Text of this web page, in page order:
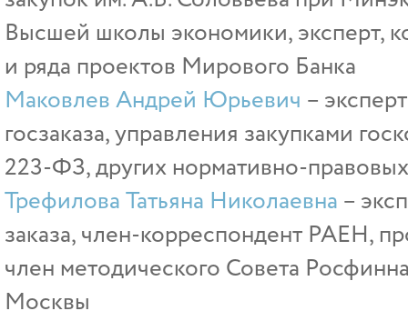
Высшей школы экономики, эксперт,
и ряда проектов Мирового Банка
Маковлев Андрей Юрьевич –
госзаказа, управления закупками
223-ФЗ, других нормативно-
Трефилова Татьяна Николаевна –
заказа, член-корреспондент РАЕН,
член методического Совета
Москвы